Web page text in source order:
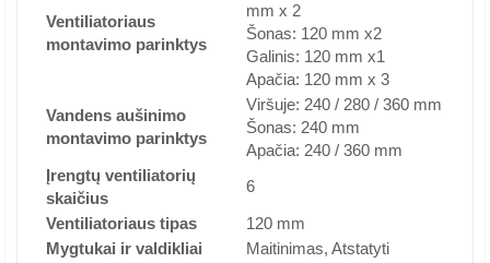
Ventiliatoriaus
montavimo parinktys
mm x 2
Šonas: 120 mm x2
Galinis: 120 mm x1
Apačia: 120 mm x 3
Vandens aušinimo
montavimo parinktys
Viršuje: 240 / 280 / 360 mm
Šonas: 240 mm
Apačia: 240 / 360 mm
Įrengtų ventiliatorių
skaičius
6
Ventiliatoriaus tipas
120 mm
Mygtukai ir valdikliai
Maitinimas, Atstatyti